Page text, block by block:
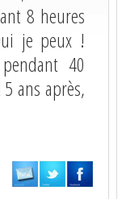
8 heures
je peux !
40
ans après,